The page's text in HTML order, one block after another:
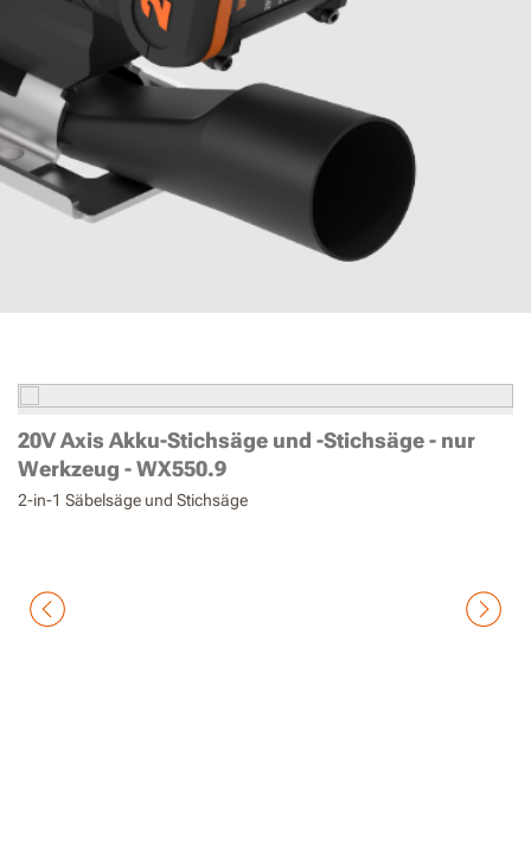
20V Axis Akku-Stichsäge und -Stichsäge - nur
Werkzeug - WX550.9
2-in-1 Säbelsäge und Stichsäge